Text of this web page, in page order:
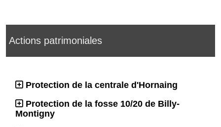
Actions patrimoniales
Protection de la centrale d'Hornaing
Protection de la fosse 10/20 de Billy-
Montigny